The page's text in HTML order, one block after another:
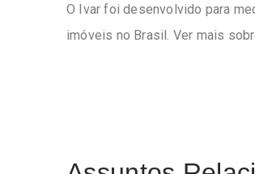
O Ivar foi desenvolvido para
imóveis no Brasil. Ver mais